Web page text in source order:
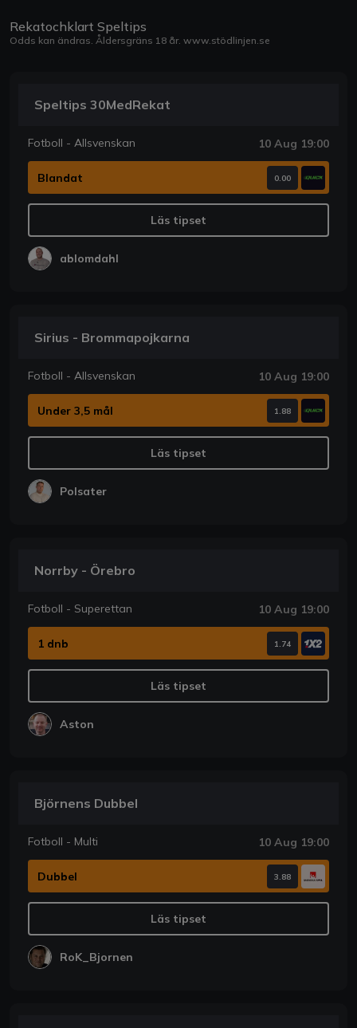
Rekatochklart Speltips
Odds kan ändras. Åldersgräns 18 år. www.stödlinjen.se
Speltips 30MedRekat
Fotboll - Allsvenskan 10 Aug 19:00
Blandat 0.00
Läs tipset
ablomdahl
Sirius - Brommapojkarna
Fotboll - Allsvenskan 10 Aug 19:00
Under 3,5 mål 1.88
Läs tipset
Polsater
Norrby - Örebro
Fotboll - Superettan 10 Aug 19:00
1 dnb 1.74
Läs tipset
Aston
Björnens Dubbel
Fotboll - Multi 10 Aug 19:00
Dubbel 3.88
Läs tipset
RoK_Bjornen